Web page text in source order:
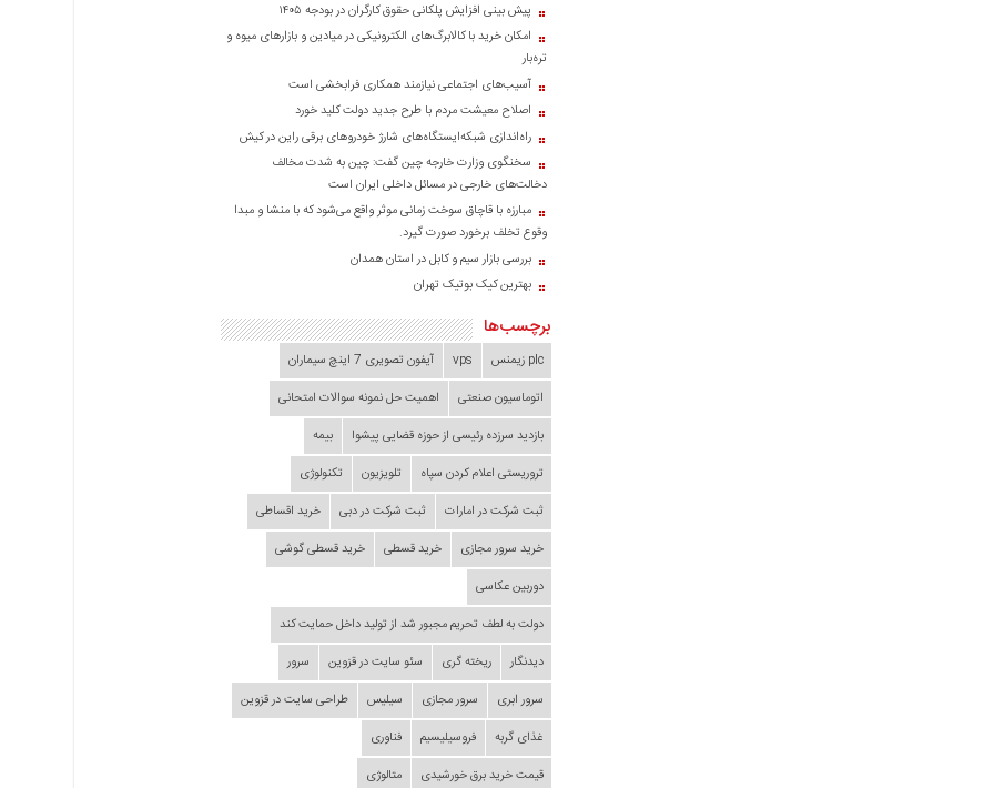
پیش بینی افزایش پلکانی حقوق کارگران در بودجه ۱۴۰۵
امکان خرید با کالابرگ‌های الکترونیکی در میادین و بازارهای میوه و
تره‌بار
آسیب‌های اجتماعی نیازمند همکاری فرابخشی است
اصلاح معیشت مردم با طرح جدید دولت کلید خورد
راه‌اندازی شبکه‌ایستگاه‌های شارژ خودروهای برقی راین در کیش
سخنگوی وزارت خارجه چین گفت: چین به شدت مخالف
دخالت‌های خارجی در مسائل داخلی ایران است
مبارزه با قاچاق سوخت زمانی موثر واقع می‌شود که با منشا و مبدا
وقوع تخلف برخورد صورت گیرد.
بررسی بازار سیم و کابل در استان همدان
بهترین کیک بوتیک تهران
برچسب‌ها
plc زیمنس vps
آیفون تصویری 7 اینچ سیماران
اتوماسیون صنعتی
اهمیت حل نمونه سوالات امتحانی
بازدید سرزده‌ رئیسی از حوزه قضایی ‌پیشوا
بیمه
تروریستی اعلام کردن سپاه
تلویزیون
تکنولوژی
ثبت شرکت در امارات
ثبت شرکت در دبی
خرید اقساطی
خرید سرور مجازی
خرید قسطی
خرید قسطی گوشی
دوربین عکاسی
دولت به لطف تحریم مجبور شد از تولید داخل حمایت کند
دیدنگار
ریخته گری سئو سایت در قزوین
سرور
سرور ابری
سرور مجازی سیلیس
طراحی سایت در قزوین
غذای گربه
فروسیلیسیم
فناوری
قیمت خرید برق خورشیدی
متالوژی